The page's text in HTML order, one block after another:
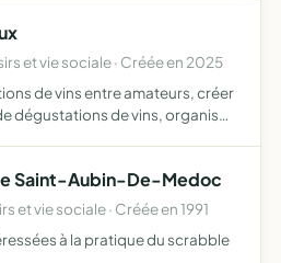
et vie sociale · Créée en 2025
de vins entre amateurs, créer
dégustations de vins, organiser
Saint-Aubin-De-Medoc
et vie sociale · Créée en 1991
à la pratique du scrabble